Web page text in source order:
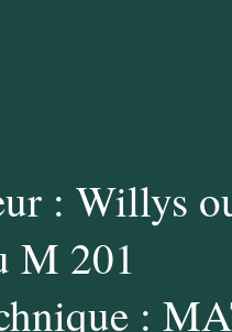
: Willys
M 201
: